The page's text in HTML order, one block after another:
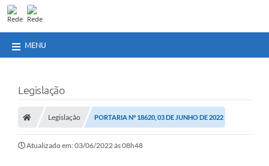
MENU
Legislação
Legislação PORTARIA Nº 18620, 03 DE JUNHO DE 2022
Atualizado em: 03/06/2022 às 08h48